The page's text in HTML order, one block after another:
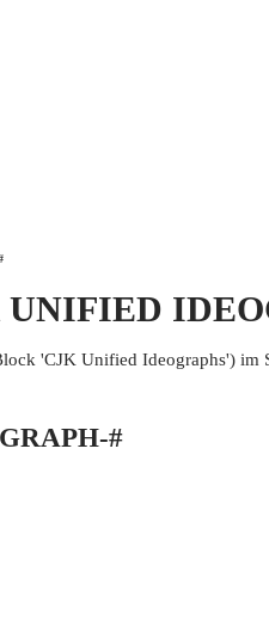
'CJK Unified Ideographs') im
#